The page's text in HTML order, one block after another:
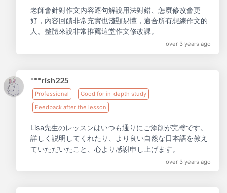
老師會針對作文內容逐句解說用法對錯、怎麼修改會更
好，內容回饋非常充實也淺顯易懂，適合所有想練作文的
人。整體來說非常推薦這堂作文修改課。
over 3 years ago
***rish225
Professional
Good for in-depth study
Feedback after the lesson
Lisa先生のレッスンはいつも通りにご添削が完璧です。
詳しく説明してくれたり、より良い自然な日本語を教え
ていただいたこと、心より感謝申し上げます。
over 3 years ago